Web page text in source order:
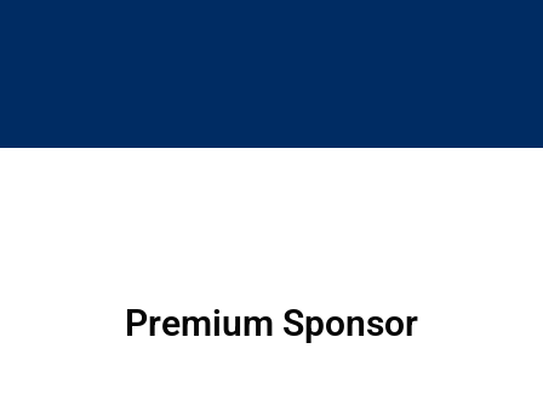
Premium Sponsor